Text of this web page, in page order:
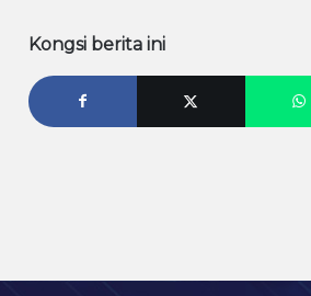
Kongsi berita ini